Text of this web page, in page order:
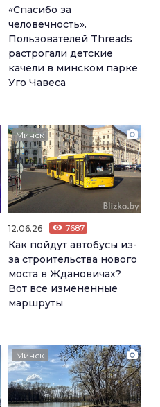
«Спасибо за
человечность».
Пользователей Threads
растрогали детские
качели в минском парке
Уго Чавеса
Минск
12.06.26 7687
Как пойдут автобусы из-
за строительства нового
моста в Ждановичах?
Вот все измененные
маршруты
Минск